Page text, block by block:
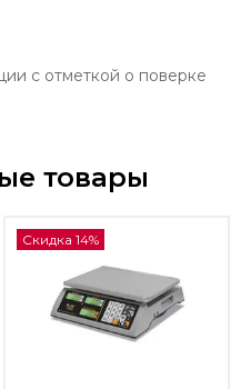
с отметкой о поверке
товары
Скидка 14%